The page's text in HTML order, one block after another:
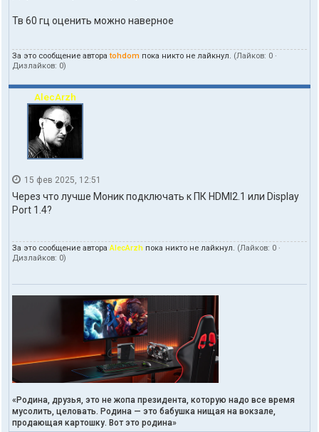
ь
о
в
т
o
m
Тв 60 гц оценить можно наверное
За это сообщение автораtohdom пока никто не лайкнул. (Лайков: 0 ·
Дизлайков: 0)
AlecArzh
15 фев 2025, 12:51
Через что лучше Моник подключать к ПК HDMI2.1 или Display
Port 1.4?
За это сообщение автораAlecArzh пока никто не лайкнул. (Лайков: 0 ·
Дизлайков: 0)
«Родина, друзья, это не жопа президента, которую надо все время
мусолить, целовать. Родина — это бабушка нищая на вокзале,
продающая картошку. Вот это родина»